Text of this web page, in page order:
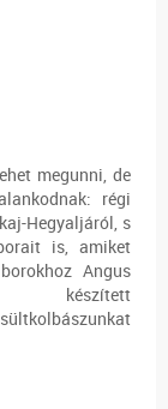
megunni, de
régi
Hegyaljáról, s
is, amiket
Angus
készített